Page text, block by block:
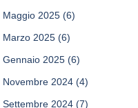
Maggio 2025 (6)
Marzo 2025 (6)
Gennaio 2025 (6)
Novembre 2024 (4)
Settembre 2024 (7)